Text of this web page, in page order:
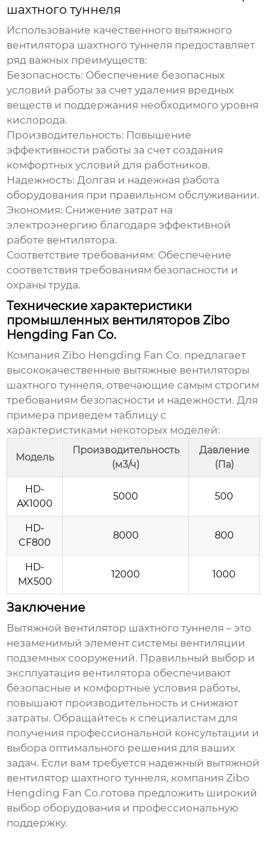
шахтного туннеля
Использование качественного вытяжного
вентилятора шахтного туннеля предоставляет
ряд важных преимуществ:
Безопасность: Обеспечение безопасных
условий работы за счет удаления вредных
веществ и поддержания необходимого уровня
кислорода.
Производительность: Повышение
эффективности работы за счет создания
комфортных условий для работников.
Надежность: Долгая и надежная работа
оборудования при правильном обслуживании.
Экономия: Снижение затрат на
электроэнергию благодаря эффективной
работе вентилятора.
Соответствие требованиям: Обеспечение
соответствия требованиям безопасности и
охраны труда.
Технические характеристики
промышленных вентиляторов Zibo
Hengding Fan Co.
КомпанияZibo Hengding Fan Co. предлагает
высококачественные вытяжные вентиляторы
шахтного туннеля, отвечающие самым строгим
требованиям безопасности и надежности. Для
примера приведем таблицу с
характеристиками некоторых моделей:
Модель
Производительность
(м3/ч)
Давление
(Па)
HD-
AX1000
5000 500
HD-
CF800
8000 800
HD-
MX500
12000 1000
Заключение
Вытяжной вентилятор шахтного туннеля – это
незаменимый элемент системы вентиляции
подземных сооружений. Правильный выбор и
эксплуатация вентилятора обеспечивают
безопасные и комфортные условия работы,
повышают производительность и снижают
затраты. Обращайтесь к специалистам для
получения профессиональной консультации и
выбора оптимального решения для ваших
задач. Если вам требуется надежный вытяжной
вентилятор шахтного туннеля, компания Zibo
Hengding Fan Co.готова предложить широкий
выбор оборудования и профессиональную
поддержку.